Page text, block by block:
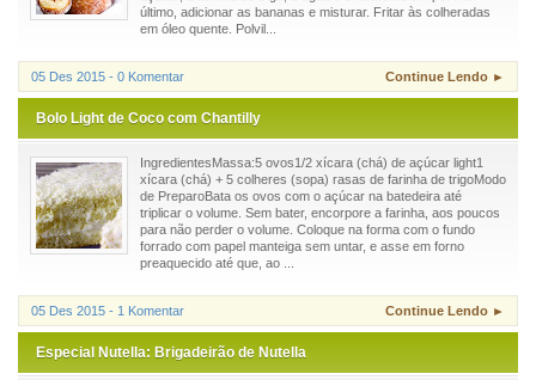
último, adicionar as bananas e misturar. Fritar às colheradas
em óleo quente. Polvil...
05 Des 2015 - 0 Komentar Continue Lendo ►
Bolo Light de Coco com Chantilly
IngredientesMassa:5 ovos1/2 xícara (chá) de açúcar light1
xícara (chá) + 5 colheres (sopa) rasas de farinha de trigoModo
de PreparoBata os ovos com o açúcar na batedeira até
triplicar o volume. Sem bater, encorpore a farinha, aos poucos
para não perder o volume. Coloque na forma com o fundo
forrado com papel manteiga sem untar, e asse em forno
preaquecido até que, ao ...
05 Des 2015 - 1 Komentar Continue Lendo ►
Especial Nutella: Brigadeirão de Nutella